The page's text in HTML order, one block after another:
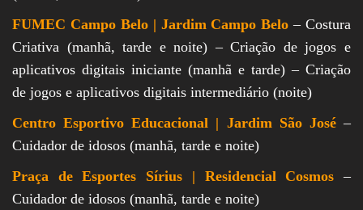
FUMEC Campo Belo | Jardim Campo Belo – Costura
Criativa (manhã, tarde e noite) – Criação de jogos e
aplicativos digitais iniciante (manhã e tarde) – Criação
de jogos e aplicativos digitais intermediário (noite)
Centro Esportivo Educacional | Jardim São José –
Cuidador de idosos (manhã, tarde e noite)
Praça de Esportes Sírius | Residencial Cosmos
–
Cuidador de idosos (manhã, tarde e noite)